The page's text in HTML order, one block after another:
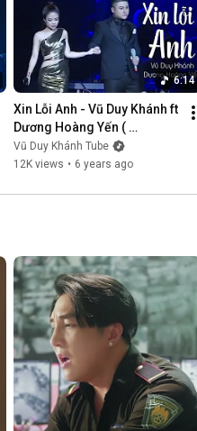
6:14
Xin Lỗi Anh - Vũ Duy Khánh ft
Dương Hoàng Yến (
LiveShow Vũ Duy Khánh
2019 Phần 5/21 )
Vũ Duy Khánh Tube
12K views • 6 years ago